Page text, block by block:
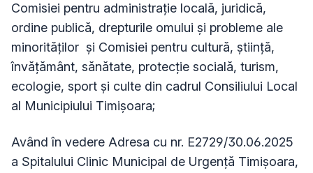
Comisiei pentru administraţie locală, juridică,
ordine publică, drepturile omului şi probleme ale
minorităţilor și Comisiei pentru cultură, știință,
învățământ, sănătate, protecție socială, turism,
ecologie, sport și culte din cadrul Consiliului Local
al Municipiului Timişoara;
Având în vedere Adresa cu nr. E2729/30.06.2025
a Spitalului Clinic Municipal de Urgenţă Timişoara,